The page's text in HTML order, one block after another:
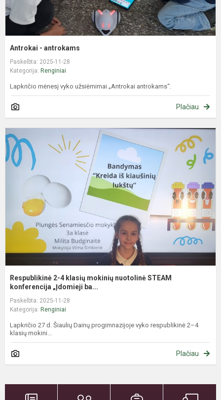
Antrokai - antrokams
Paskelbta: 2025-11-28
Kategorija: Renginiai
Lapkričio mėnesį vyko užsiėmimai „Antrokai antrokams“.
Plačiau
Respublikinė 2-4 klasių mokinių nuotolinė STEAM
konferencija „Įdomieji ba...
Paskelbta: 2025-11-28
Kategorija: Renginiai
Lapkričio 27 d. Šiaulių Dainų progimnazijoje vyko respublikinė 2–4
klasių mokini...
Plačiau